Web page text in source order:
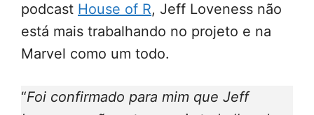
podcast House of R, Jeff Loveness não
está mais trabalhando no projeto e na
Marvel como um todo.
“Foi confirmado para mim que Jeff